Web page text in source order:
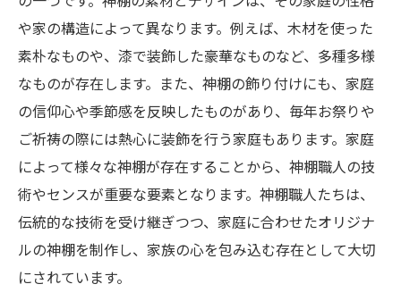
や家の構造によって異なります。例えば、木材を使った
素朴なものや、漆で装飾した豪華なものなど、多種多様
なものが存在します。また、神棚の飾り付けにも、家庭
の信仰心や季節感を反映したものがあり、毎年お祭りや
ご祈祷の際には熱心に装飾を行う家庭もあります。家庭
によって様々な神棚が存在することから、神棚職人の技
術やセンスが重要な要素となります。神棚職人たちは、
伝統的な技術を受け継ぎつつ、家庭に合わせたオリジナ
ルの神棚を制作し、家族の心を包み込む存在として大切
にされています。